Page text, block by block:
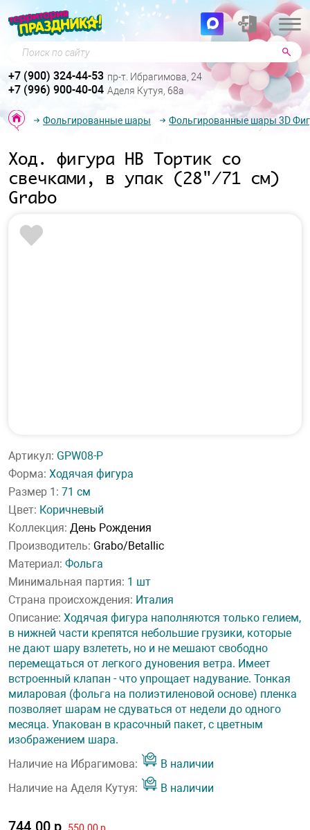
Поиск по сайту
+7 (900) 324-44-53 пр-т. Ибрагимова, 24
+7 (996) 900-40-04 Аделя Кутуя, 68а
Фольгированные шары Фольгированные шары 3D
Ход. фигура HB Тортик со
свечками, в упак (28"/71 см)
Grabo
Артикул: GPW08-P
Форма: Ходячая фигура
Размер 1: 71 см
Цвет: Коричневый
Коллекция: День Рождения
Производитель: Grabo/Betallic
Материал: Фольга
Минимальная партия: 1 шт
Страна происхождения: Италия
Описание: Ходячая фигура наполняются только гелием,
в нижней части крепятся небольшие грузики, которые
не дают шару взлететь, но и не мешают свободно
перемещаться от легкого дуновения ветра. Имеет
встроенный клапан - что упрощает надувание. Тонкая
миларовая (фольга на полиэтиленовой основе) пленка
позволяет шарам не сдуваться от недели до одного
месяца. Упакован в красочный пакет, с цветным
изображением шара.
Наличие на Ибрагимова:
В наличии
Наличие на Аделя Кутуя:
В наличии
744.00 р 550.00 р